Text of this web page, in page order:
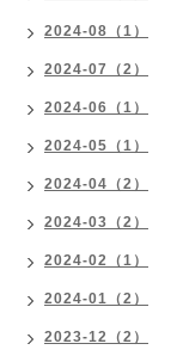
2024-08（1）
2024-07（2）
2024-06（1）
2024-05（1）
2024-04（2）
2024-03（2）
2024-02（1）
2024-01（2）
2023-12（2）